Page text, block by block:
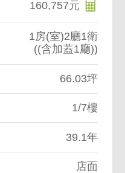
160,757元
1房(室)2廳1衛
((含加蓋1廳))
66.03坪
1/7樓
39.1年
店面